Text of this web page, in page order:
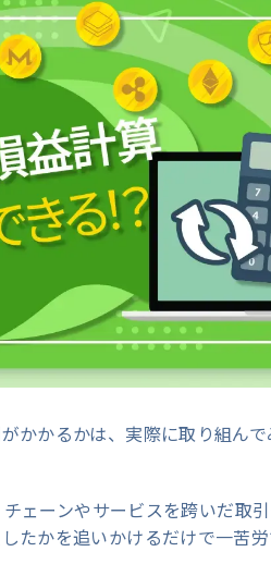
かかるかは、実際に取り組ん
ェーンやサービスを跨いだ取引
たかを追いかけるだけで一苦労